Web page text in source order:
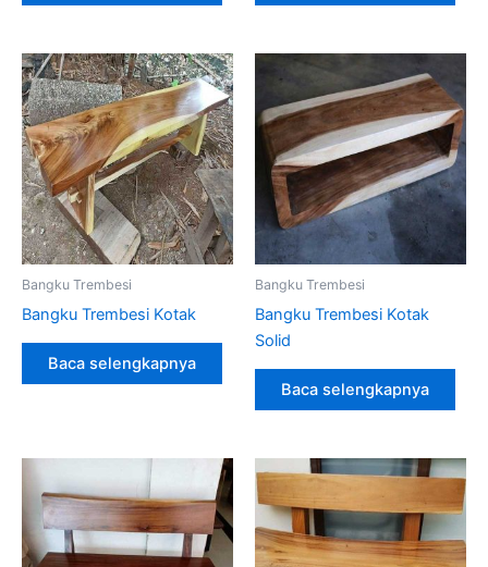
Bangku Trembesi
Bangku Trembesi Kotak
Baca selengkapnya
Bangku Trembesi
Bangku Trembesi Kotak
Solid
Baca selengkapnya